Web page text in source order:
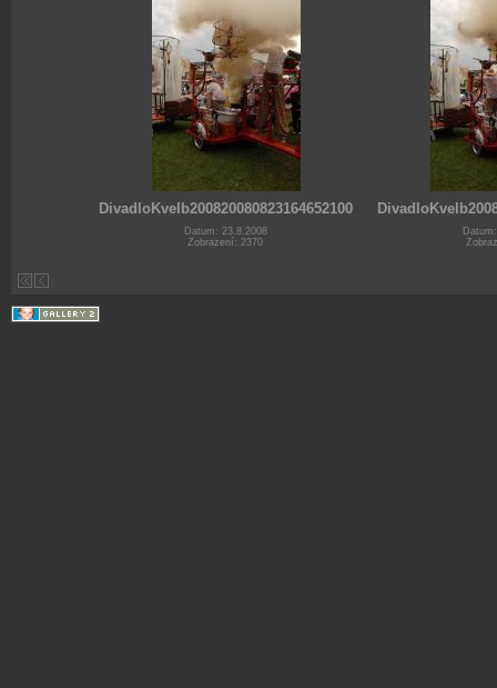
DivadloKvelb200820080823164652100
Datum: 23.8.2008
Zobrazení: 2370